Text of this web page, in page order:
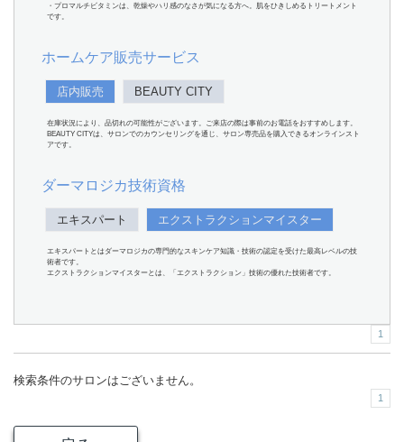
・プロマルチビタミンは、乾燥やハリ感のなさが気になる方へ。肌をひきしめるトリートメント
です。
ホームケア販売サービス
店内販売 BEAUTY CITY
在庫状況により、品切れの可能性がございます。ご来店の際は事前のお電話をおすすめします。
BEAUTY CITYは、サロンでのカウンセリングを通じ、サロン専売品を購入できるオンラインスト
アです。
ダーマロジカ技術資格
エキスパート エクストラクションマイスター
エキスパートとはダーマロジカの専門的なスキンケア知識・技術の認定を受けた最高レベルの技
術者です。
エクストラクションマイスターとは、「エクストラクション」技術の優れた技術者です。
1
検索条件のサロンはございません。
1